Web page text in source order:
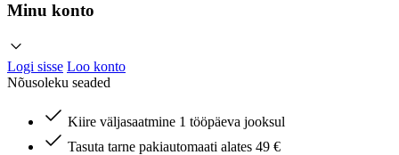
Minu konto
Logi sisse Loo konto
Nõusoleku seaded
Kiire väljasaatmine 1 tööpäeva jooksul
Tasuta tarne pakiautomaati alates 49 €